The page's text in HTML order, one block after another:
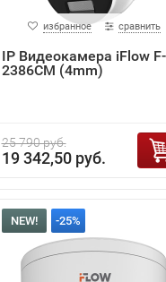
избранное сравнить
IP Видеокамера iFlow
2386CM (4mm)
25 790 руб.
19 342,50 руб.
NEW! -25%